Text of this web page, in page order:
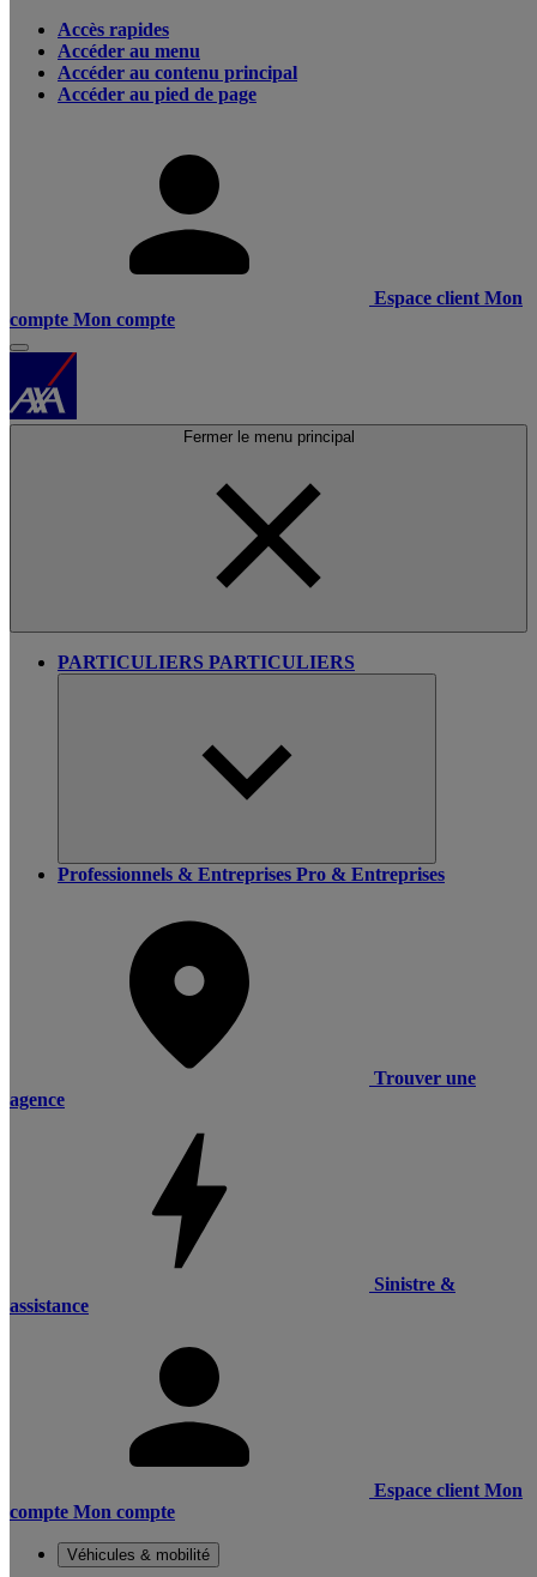
Accès rapides
Accéder au menu
Accéder au contenu principal
Accéder au pied de page
Espace client Mon
compte Mon compte
Fermer le menu principal
PARTICULIERS PARTICULIERS
Professionnels & Entreprises Pro & Entreprises
Trouver une
agence
Sinistre &
assistance
Espace client Mon
compte Mon compte
Véhicules & mobilité